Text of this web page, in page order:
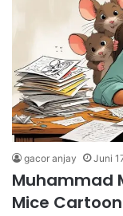
gacor anjay Juni
Muhammad
Mice